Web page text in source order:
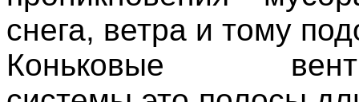
снега, ветра и тому
Коньковые